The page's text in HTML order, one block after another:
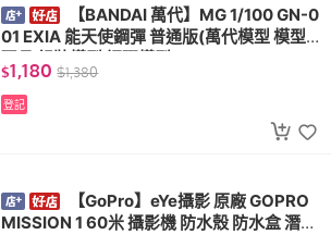
【BANDAI 萬代】MG 1/100 GN-0
01 EXIA 能天使鋼彈 普通版(萬代模型 模型
$1,180 $1,380
登記
【GoPro】eYe攝影 原廠 GOPRO
MISSION 1 60米 攝影機 防水殼 防水盒 潛水